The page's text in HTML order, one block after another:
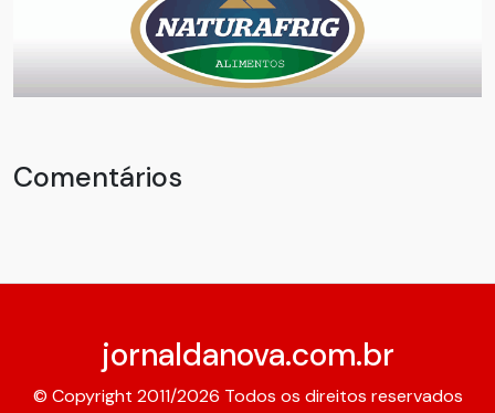
Comentários
jornaldanova.com.br
© Copyright 2011/2026 Todos os direitos reservados